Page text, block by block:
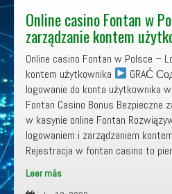
–
Gra
mobilna
na
smartfonach
i
tabletach
Online casino Fontan w
zarządzanie kontem
Online casino Fontan w Polsce –
kontem użytkownika
GRAĆ
logowanie do konta użytkownika
Fontan Casino Bonus Bezpieczne
w kasynie online Fontan
logowaniem i zarządzaniem
Rejestracja w fontan casino to